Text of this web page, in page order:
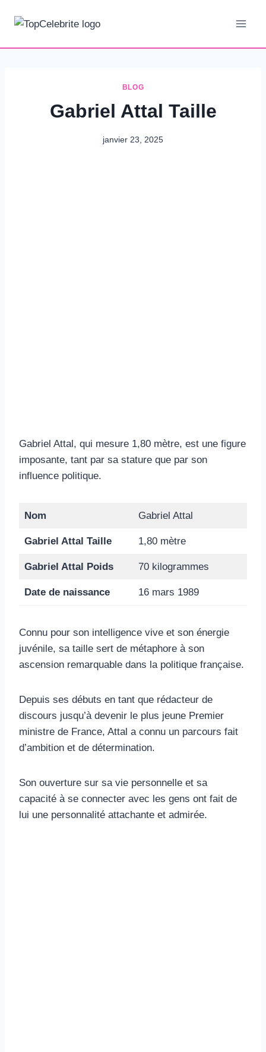
BLOG
Gabriel Attal Taille
janvier 23, 2025
Gabriel Attal, qui mesure 1,80 mètre, est une figure
imposante, tant par sa stature que par son
influence politique.
Nom Gabriel Attal
Gabriel Attal Taille 1,80 mètre
Gabriel Attal Poids 70 kilogrammes
Date de naissance 16 mars 1989
Connu pour son intelligence vive et son énergie
juvénile, sa taille sert de métaphore à son
ascension remarquable dans la politique française.
Depuis ses débuts en tant que rédacteur de
discours jusqu’à devenir le plus jeune Premier
ministre de France, Attal a connu un parcours fait
d’ambition et de détermination.
Son ouverture sur sa vie personnelle et sa
capacité à se connecter avec les gens ont fait de
lui une personnalité attachante et admirée.